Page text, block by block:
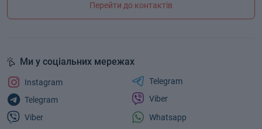
Перейти до контактів
Ми у соціальних мережах
Instagram
Telegram
Viber
Telegram
Viber
Whatsapp